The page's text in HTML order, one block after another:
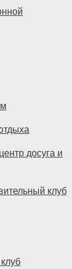
досуга и
клуб